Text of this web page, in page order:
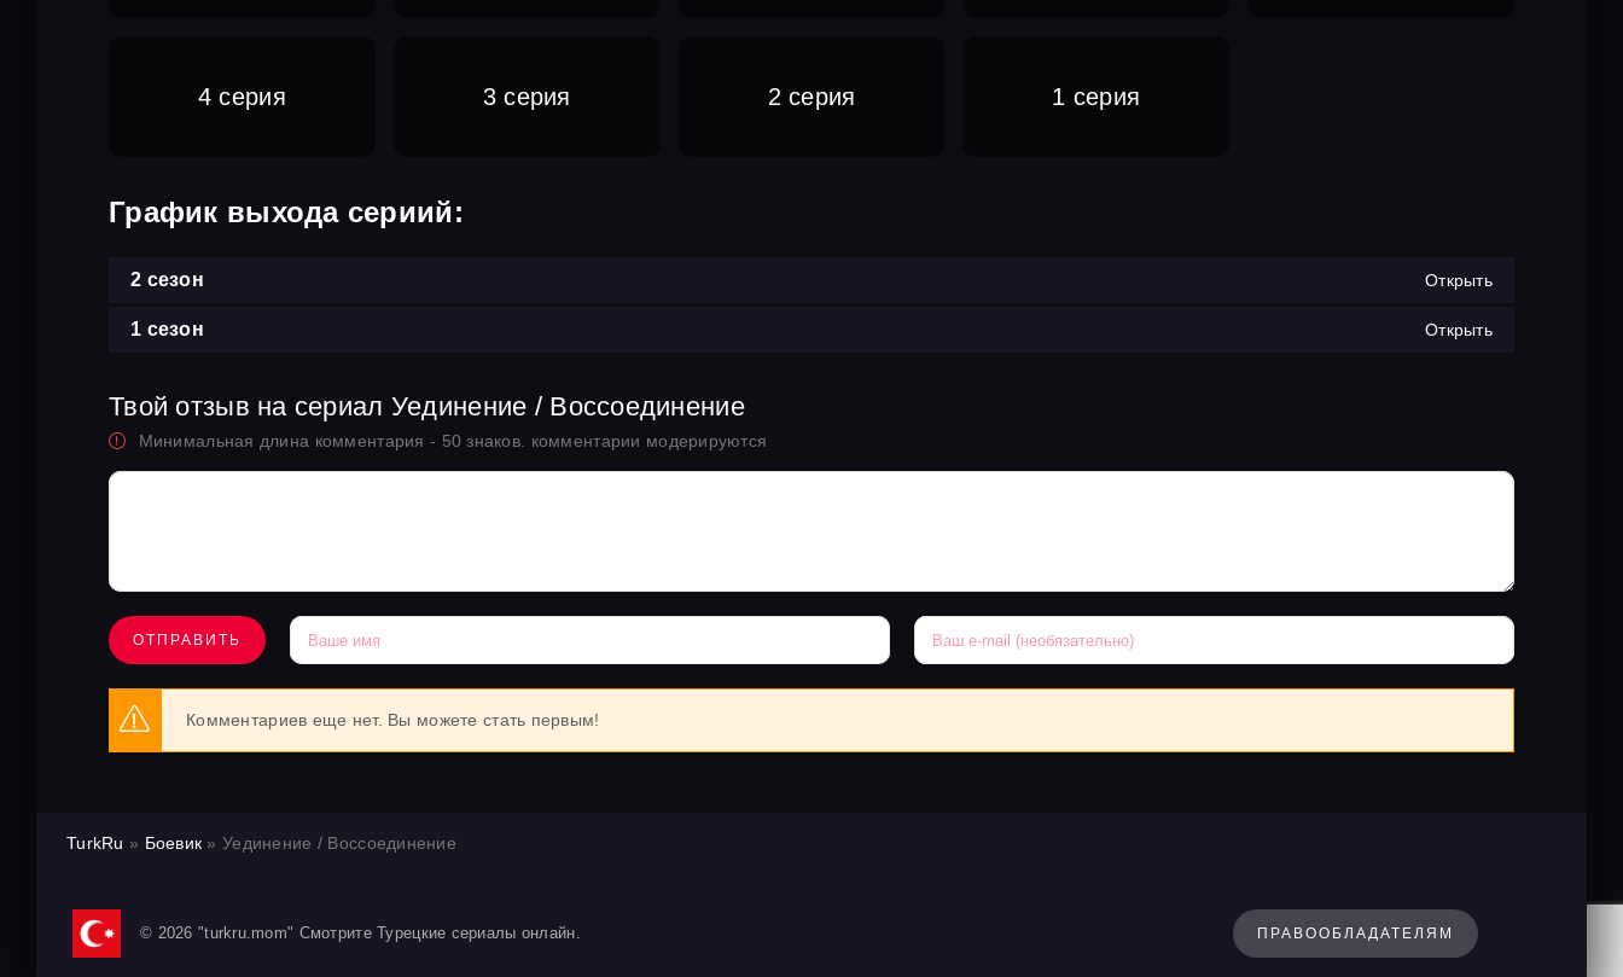
4 серия 3 серия 2 серия 1 серия
График выхода сериий:
2 сезон Открыть
1 сезон Открыть
Твой отзыв на сериал Уединение / Воссоединение
Минимальная длина комментария - 50 знаков. комментарии модерируются
ОТПРАВИТЬ
Комментариев еще нет. Вы можете стать первым!
TurkRu » Боевик » Уединение / Воссоединение
© 2026 "turkru.mom" Смотрите Турецкие сериалы онлайн. ПРАВООБЛАДАТЕЛЯМ